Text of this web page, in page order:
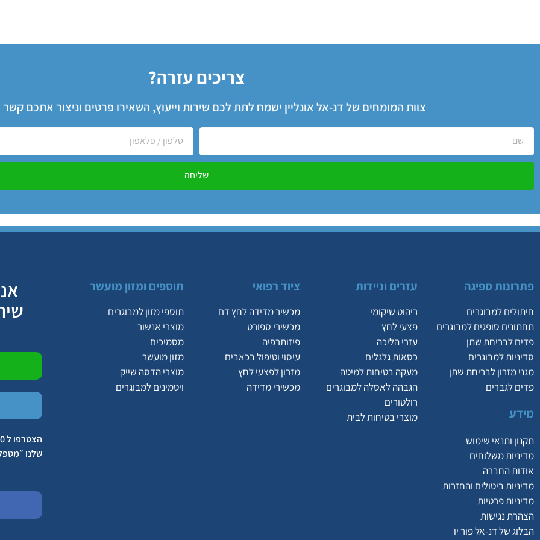
צריכים עזרה?
צוות המומחים של דנ-אל אונליין ישמח לתת לכם שירות וייעוץ, השאירו פרטים וניצור אתכם
שליחה
פתרונות ספיגה
חיתולים למבוגרים
תחתונים סופגים למבוגרים
פדים לבריחת שתן
סדיניות למבוגרים
מגני מזרון לבריחת שתן
פדים לגברים
מידע
תקנון ותנאי שימוש
מדיניות משלוחים
אודות החברה
מדיניות ביטולים והחזרות
מדיניות פרטיות
הצהרת נגישות
הבלוג של דנ-אל פור יו
עזרים וניידות
ריהוט שיקומי
פצעי לחץ
עזרי הליכה
כסאות גלגלים
מעקה בטיחות למיטה
הגבהה לאסלה למבוגרים
רולטורים
מוצרי בטיחות לבית
ציוד רפואי
מכשיר מדידה לחץ דם
מכשירי ספורט
פיזותרפיה
עיסוי וטיפול בכאבים
מזרון לפצעי לחץ
מכשירי מדידה
תוספים ומזון מועשר
תוספי מזון למבוגרים
מוצרי אנשור
מסמיכים
מזון מועשר
מוצרי הדסה שייק
ויטמינים למבוגרים
שלנו